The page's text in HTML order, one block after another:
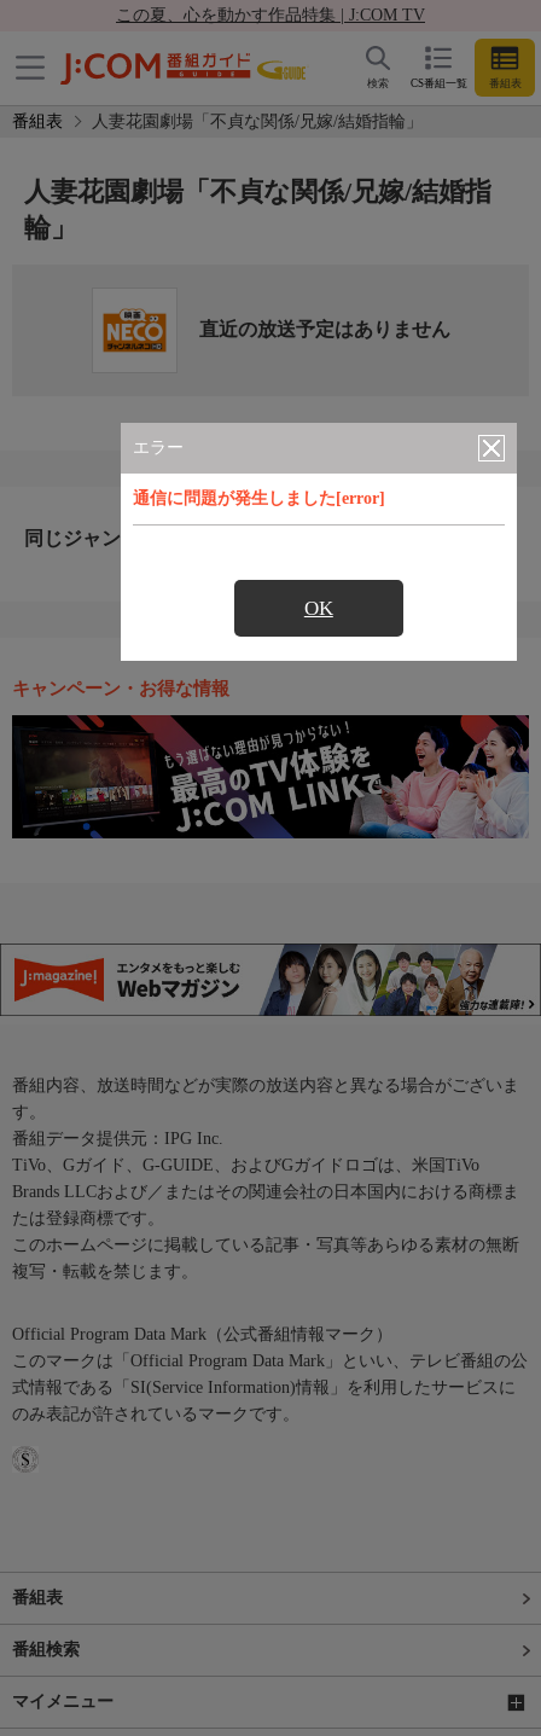
この夏、心を動かす作品特集 | J:COM TV
CS番組一覧 番組表
検索
番組表 人妻花園劇場「不貞な関係/兄嫁/結婚指輪」
エラー
通信に問題が発生しました[error]
OK
人妻花園劇場「不貞な関係/兄嫁/結婚指
輪」
直近の放送予定はありません
同じジャンルのおすすめ番組
キャンペーン・お得な情報
番組内容、放送時間などが実際の放送内容と異なる場合がございま
す。
番組データ提供元：IPG Inc.
TiVo、Gガイド、G-GUIDE、およびGガイドロゴは、米国TiVo
Brands LLCおよび／またはその関連会社の日本国内における商標ま
たは登録商標です。
このホームページに掲載している記事・写真等あらゆる素材の無断
複写・転載を禁じます。
Official Program Data Mark（公式番組情報マーク）
このマークは「Official Program Data Mark」といい、テレビ番組の公
式情報である「SI(Service Information)情報」を利用したサービスに
のみ表記が許されているマークです。
番組表
番組検索
マイメニュー